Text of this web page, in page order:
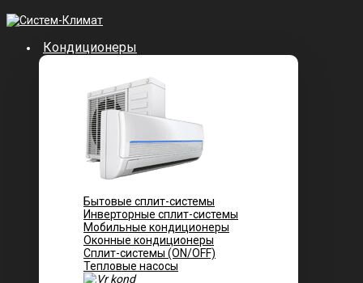
Кондиционеры
Бытовые сплит-системы
Инверторные сплит-системы
Мобильные кондиционеры
Оконные кондиционеры
Сплит-системы (ON/OFF)
Тепловые насосы